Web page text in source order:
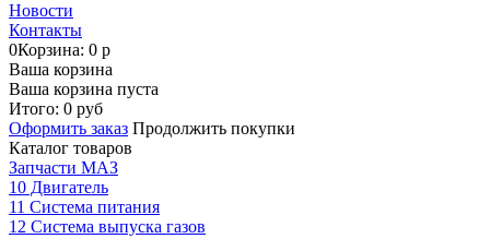
Новости
Контакты
0Корзина: 0 р
Ваша корзина
Ваша корзина пуста
Итого: 0 руб
Оформить заказ Продолжить покупки
Каталог товаров
Запчасти МАЗ
10 Двигатель
11 Система питания
12 Система выпуска газов